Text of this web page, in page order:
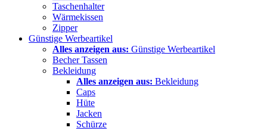
Taschenhalter
Wärmekissen
Zipper
Günstige Werbeartikel
Alles anzeigen aus: Günstige Werbeartikel
Becher Tassen
Bekleidung
Alles anzeigen aus: Bekleidung
Caps
Hüte
Jacken
Schürze